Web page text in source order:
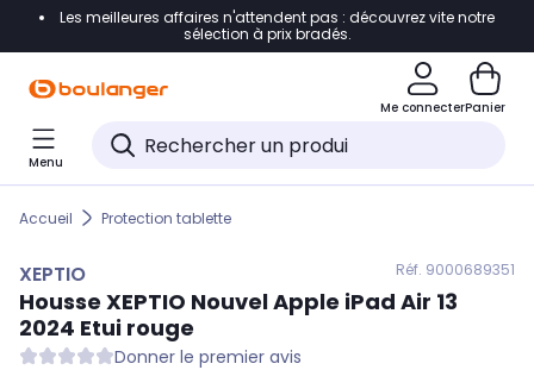
Accéder directement à la navigation
Accéder directement au pied de page
Accéder directement au chatbot
Les meilleures affaires n'attendent pas : découvrez vite notre
sélection à prix bradés.
Me connecterPanier
Menu
Accueil Protection tablette
XEPTIO Réf. 9000689351
Housse XEPTIO Nouvel Apple iPad Air 13
2024 Etui rouge
Donner le premier avis